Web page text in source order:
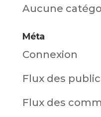
Aucune
Méta
Connexion
Flux des
Flux des